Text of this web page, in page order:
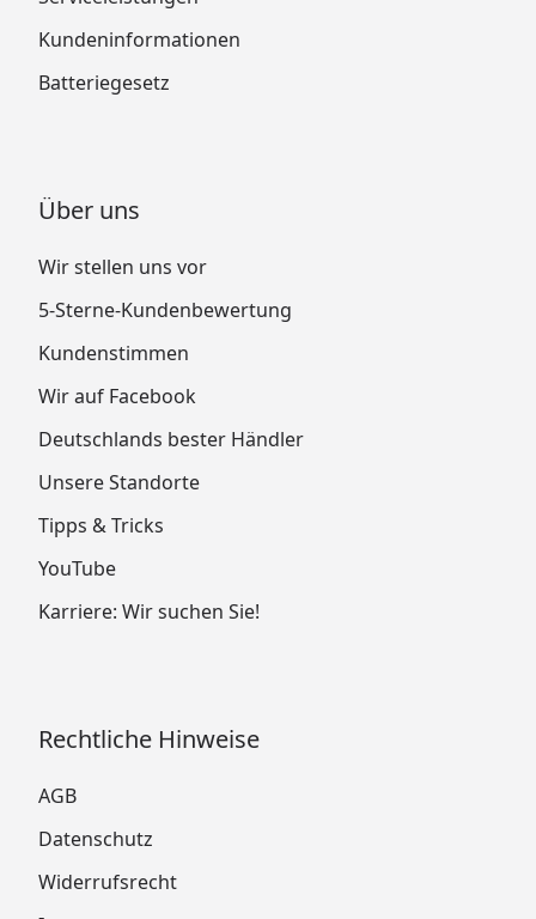
Kundeninformationen
Batteriegesetz
Über uns
Wir stellen uns vor
5-Sterne-Kundenbewertung
Kundenstimmen
Wir auf Facebook
Deutschlands bester Händler
Unsere Standorte
Tipps & Tricks
YouTube
Karriere: Wir suchen Sie!
Rechtliche Hinweise
AGB
Datenschutz
Widerrufsrecht